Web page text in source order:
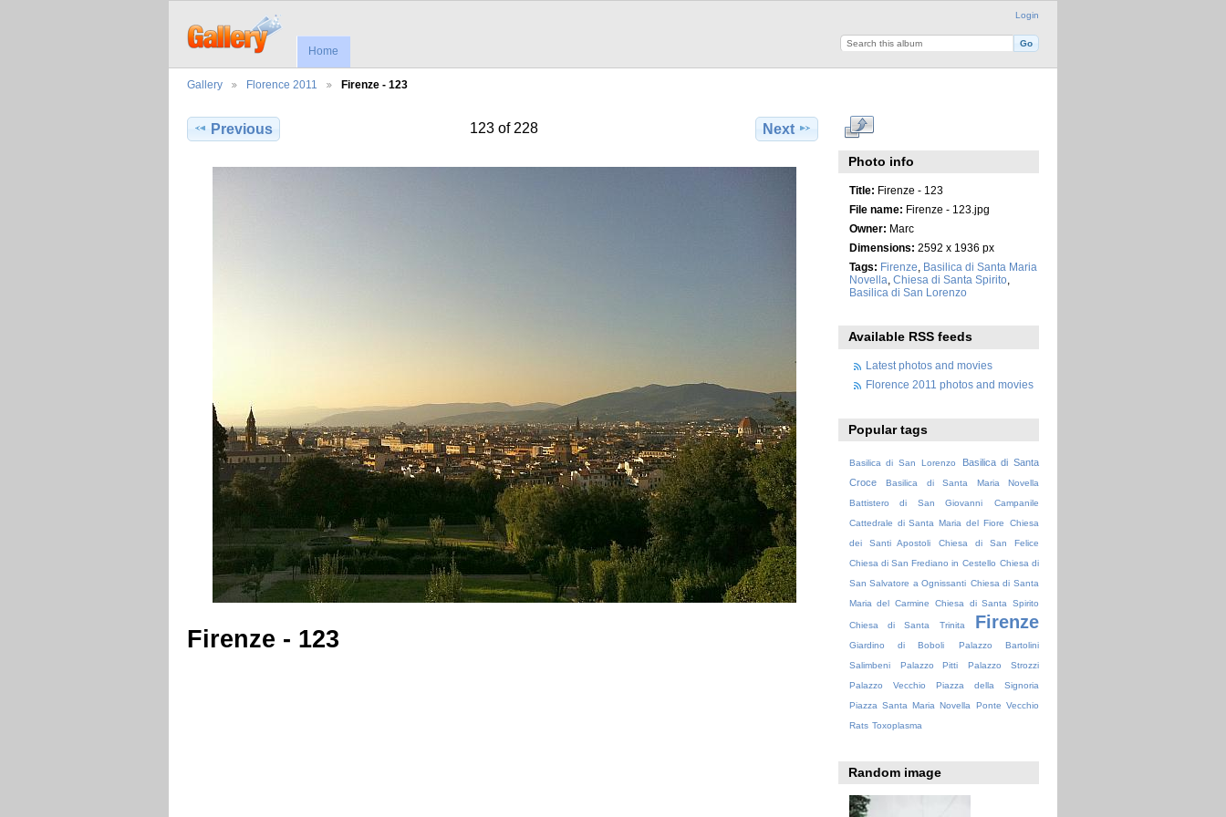
Login
Home
Gallery Florence 2011 Firenze - 123
Previous 123 of 228 Next
Firenze - 123
Photo info
Title: Firenze - 123
File name: Firenze - 123.jpg
Owner: Marc
Dimensions: 2592 x 1936 px
Tags: Firenze
Basilica di Santa Maria
Novella Chiesa di Santa Spirito,
Basilica di San Lorenzo
Available RSS feeds
Latest photos and movies
Florence 2011 photos and movies
Popular tags
Basilica di San Lorenzo
Basilica di Santa
Croce
Basilica di Santa Maria Novella
Battistero di San Giovanni
Campanile
Cattedrale di Santa Maria del Fiore
Chiesa
dei Santi Apostoli
Chiesa di San Felice
Chiesa di San Frediano in Cestello Chiesa di
San Salvatore a Ognissanti Chiesa di Santa
Maria del Carmine
Chiesa di Santa Spirito
Chiesa di Santa Trinita Firenze
Giardino di Boboli
Palazzo Bartolini
Salimbeni
Palazzo Pitti
Palazzo Strozzi
Palazzo Vecchio
Piazza della Signoria
Piazza Santa Maria Novella
Ponte Vecchio
Rats Toxoplasma
Random image